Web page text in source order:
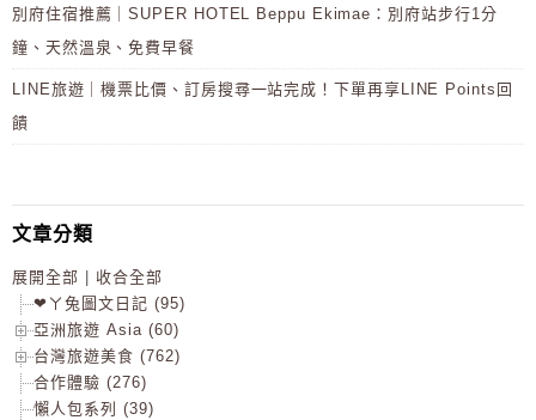
別府住宿推薦｜SUPER HOTEL Beppu Ekimae：別府站步行1分
鐘、天然溫泉、免費早餐
LINE旅遊｜機票比價、訂房搜尋一站完成！下單再享LINE Points回
饋
文章分類
展開全部
收合全部
❤ㄚ兔圖文日記 (95)
亞洲旅遊 Asia (60)
台灣旅遊美食 (762)
合作體驗 (276)
懶人包系列 (39)